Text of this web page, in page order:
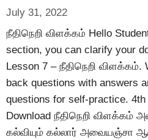
July 31, 2022
நீதிநெறி விளக்கம் Hello
section, you can clarify your
Lesson 7 – நீதிநெறி விளக்கம்.
back questions with answers
questions for self-practice. 4th
Download நீதிநெறி விளக்கம்
கல்வியும் கல்லார் அவையஞ்சா